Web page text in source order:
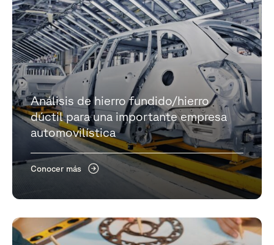
Análisis de hierro fundido/hierro
dúctil para una importante empresa
automovilística
Conocer más